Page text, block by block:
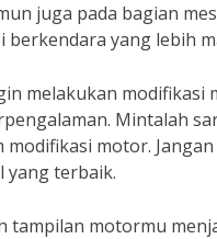
juga pada bagian
berkendara yang lebih
melakukan
Mintalah
modifikasi motor.
yang terbaik.
tampilan motormu